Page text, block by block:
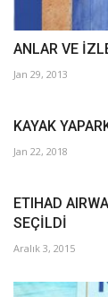
ANLAR VE
Jan 29, 2013
KAYAK
Jan 22, 2018
ETIHAD
SEÇİLDİ
Aralık 3, 2015